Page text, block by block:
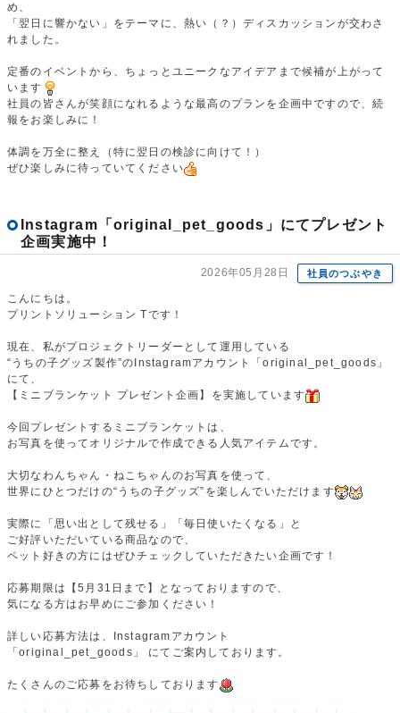
め、
「翌日に響かない」をテーマに、熱い（？）ディスカッションが交わさ
れました。
定番のイベントから、ちょっとユニークなアイデアまで候補が上がって
います
社員の皆さんが笑顔になれるような最高のプランを企画中ですので、続
報をお楽しみに！
体調を万全に整え（特に翌日の検診に向けて！）
ぜひ楽しみに待っていてください
Instagram「original_pet_goods」にてプレゼント
企画実施中！
2026年05月28日 社員のつぶやき
こんにちは。
プリントソリューション Tです！
現在、私がプロジェクトリーダーとして運用している
“うちの子グッズ製作”のInstagramアカウント「original_pet_goods」
にて、
【ミニブランケット プレゼント企画】を実施しています
今回プレゼントするミニブランケットは、
お写真を使ってオリジナルで作成できる人気アイテムです。
大切なわんちゃん・ねこちゃんのお写真を使って、
世界にひとつだけの“うちの子グッズ”を楽しんでいただけます
実際に「思い出として残せる」「毎日使いたくなる」と
ご好評いただいている商品なので、
ペット好きの方にはぜひチェックしていただきたい企画です！
応募期限は【5月31日まで】となっておりますので、
気になる方はお早めにご参加ください！
詳しい応募方法は、Instagramアカウント
「original_pet_goods」 にてご案内しております。
たくさんのご応募をお待ちしております